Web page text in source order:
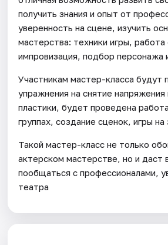
получить знания и опыт от
уверенность на сцене, изучить
мастерства: техники игры,
импровизация, подбор персонажа
Участникам мастер-класса будут
упражнения на снятие напряжения
пластики, будет проведена
группах, создание сценок, игры
Такой мастер-класс не только
актерском мастерстве, но и даст
пообщаться с профессионалами,
театра